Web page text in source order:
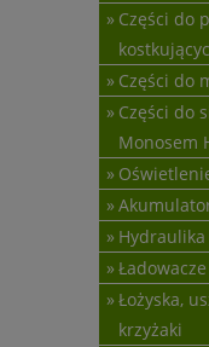
Części do
Części do
Części do
Monosem
Łożyska,
krzyżaki